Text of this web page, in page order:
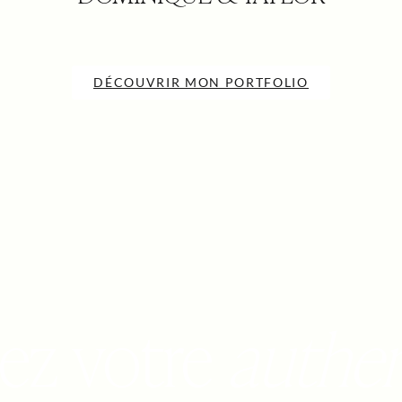
DÉCOUVRIR MON PORTFOLIO